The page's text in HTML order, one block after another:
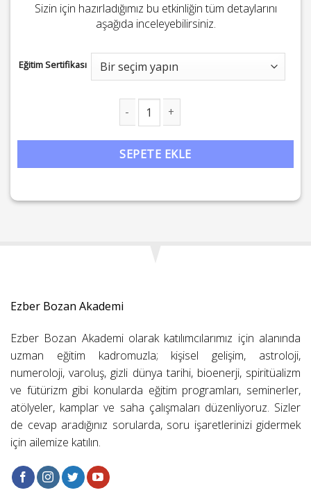
Sizin için hazırladığımız bu etkinliğin tüm detaylarını
aşağıda inceleyebilirsiniz.
Eğitim Sertifikası
SEPETE EKLE
Ezber Bozan Akademi
Ezber Bozan Akademi olarak katılımcılarımız için alanında
uzman eğitim kadromuzla; kişisel gelişim, astroloji,
numeroloji, varoluş, gizli dünya tarihi, bioenerji, spiritüalizm
ve fütürizm gibi konularda eğitim programları, seminerler,
atölyeler, kamplar ve saha çalışmaları düzenliyoruz. Sizler
de cevap aradığınız sorularda, soru işaretlerinizi gidermek
için ailemize katılın.